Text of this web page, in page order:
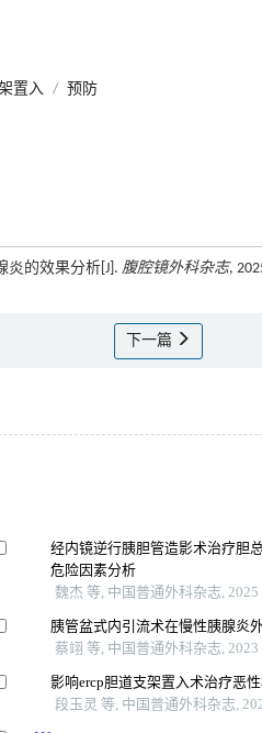
置入 / 预防
炎的效果分析[J]. 腹腔镜外科杂志,
下一篇